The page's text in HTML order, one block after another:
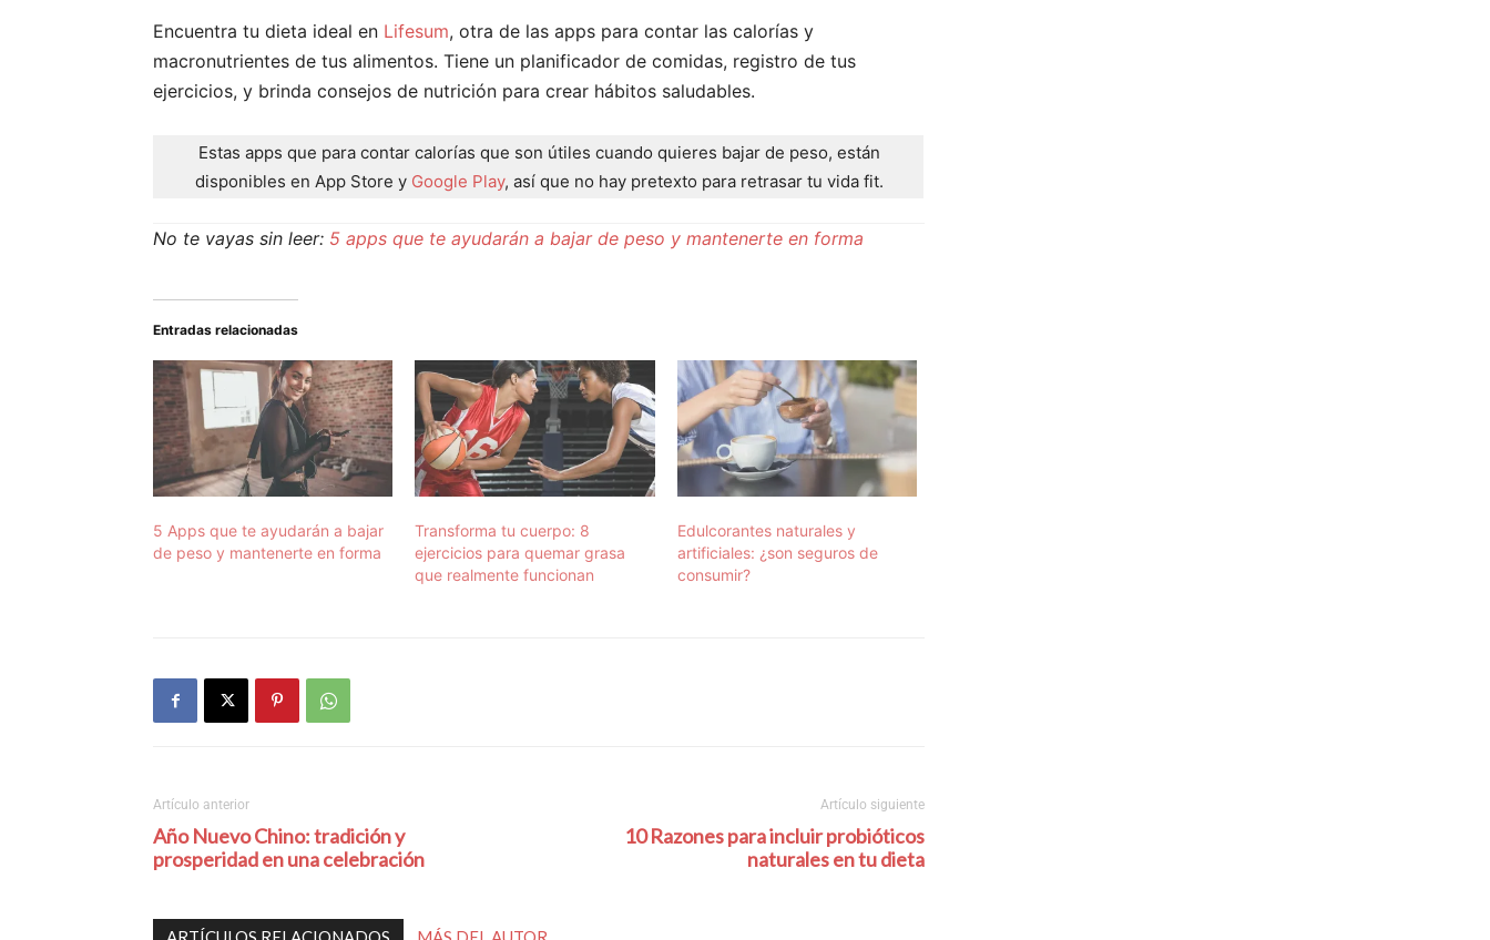
Encuentra tu dieta ideal en Lifesum, otra de las apps para contar las calorías y
macronutrientes de tus alimentos. Tiene un planificador de comidas, registro de tus
ejercicios, y brinda consejos de nutrición para crear hábitos saludables.
Estas apps que para contar calorías que son útiles cuando quieres bajar de peso, están
disponibles en App Store y Google Play, así que no hay pretexto para retrasar tu vida fit.
No te vayas sin leer: 5 apps que te ayudarán a bajar de peso y mantenerte en forma
Entradas relacionadas
5 Apps que te ayudarán a bajar
de peso y mantenerte en forma
Transforma tu cuerpo: 8
ejercicios para quemar grasa
que realmente funcionan
Edulcorantes naturales y
artificiales: ¿son seguros de
consumir?
Artículo anterior
Año Nuevo Chino: tradición y
prosperidad en una celebración
Artículo siguiente
10 Razones para incluir probióticos
naturales en tu dieta